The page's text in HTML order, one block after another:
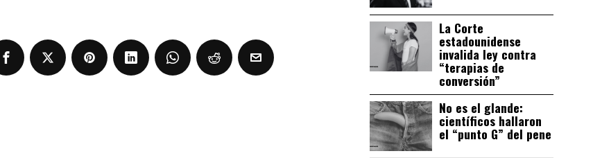
La Corte
estadounidense
invalida ley contra
“terapias de
conversión”
No es el glande:
científicos hallaron
el “punto G” del pene